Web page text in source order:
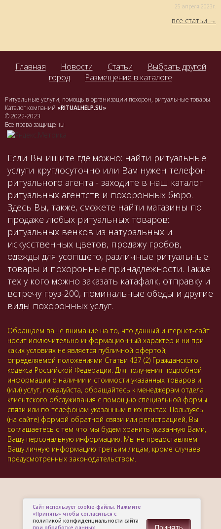
25 aпреля 2023г.
все статьи
Главная Новости Статьи
Выбрать другой
город
Размещение в каталоге
Ритуальные услуги, помощь в организации похорон, ритуальные товары.
Каталог компаний «RITUALHELP.SU»
© 2022-2023
Все права защищены
Если Вы ищите где можно: найти ритуальные
услуги круглосуточно или Вам нужен телефон
ритуального агента - заходите в наш каталог
ритуальных агентств и похоронных бюро.
Здесь Вы, также, сможете найти магазины по
продаже любых ритуальных товаров:
ритуальных венков из натуральных и
искусственных цветов, продажу гробов,
одежды для усопшего, различные ритуальные
товары и похоронные принадлежности. Также
тех у кого можно заказать катафалк, отправку и
встречу груз-200, поминальные обеды и другие
виды похоронных услуг.
Обращаем ваше внимание на то, что данный интернет-сайт
носит исключительно информационный характер и ни при
каких условиях не является публичной офертой,
определяемой положениями Статьи 437 (2) Гражданского
кодекса Российской Федерации. Для получения подробной
информации о наличии и стоимости указанных товаров и
(или) услуг, пожалуйста, обращайтесь к менеджерам отдела
клиентского обслуживания с помощью специальной формы
связи или по телефонам указанным в контактах. Пользуясь
(на сайте) формой обратной связи или регистрацией, Вы
соглашаетесь с тем что мы будем хранить указанную Вами,
Вашу персональную информацию. Мы не предоставляем
Вашу личную информацию третьим лицам, кроме случаев
предусмотренных законодательством.
Сайт использует cookie-файлы. Нажмите
«Принять» чтобы согласиться с
политикой конфиденциальности сайта
при обработке данных.